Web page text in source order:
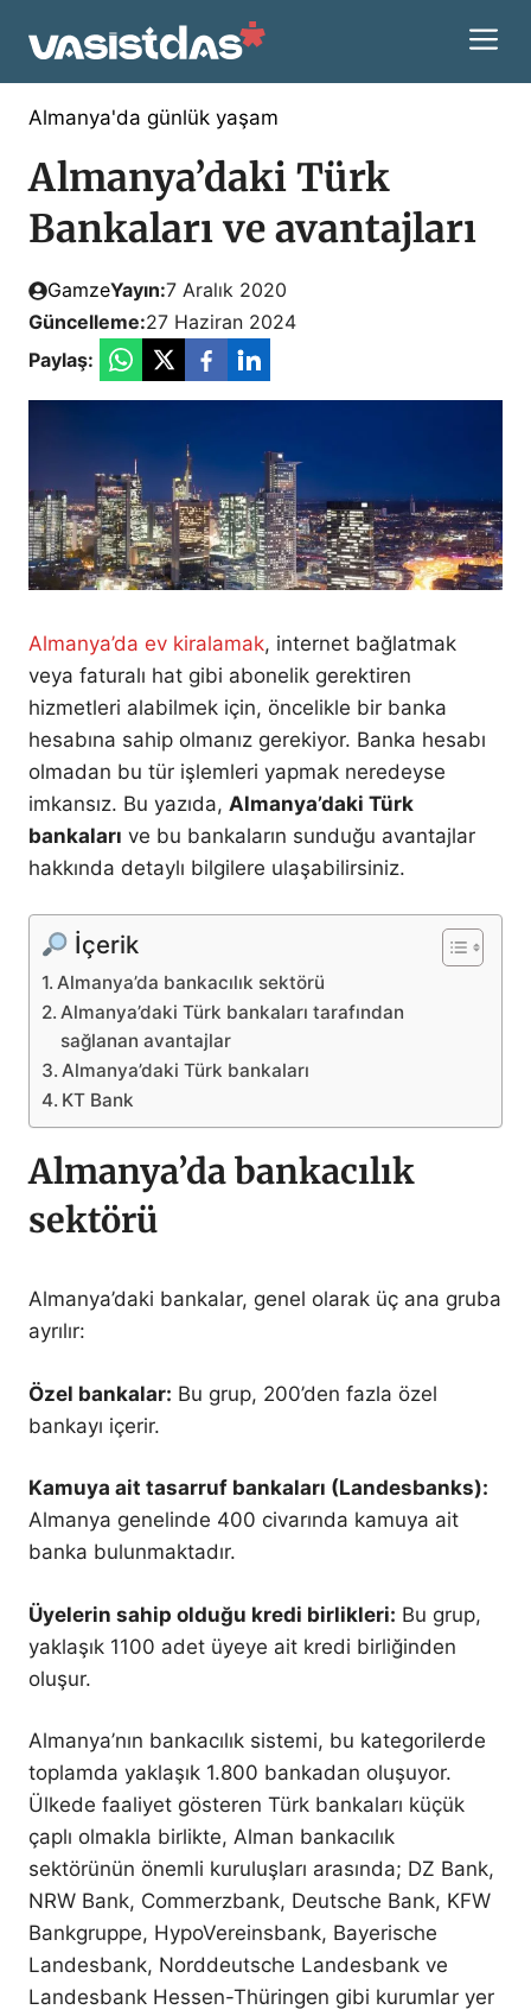
atla
Almanya'da günlük yaşam
Almanya’daki Türk
Bankaları ve avantajları
GamzeYayın:7 Aralık 2020
Güncelleme:27 Haziran 2024
Paylaş:
Almanya’da ev kiralamak, internet bağlatmak
veya faturalı hat gibi abonelik gerektiren
hizmetleri alabilmek için, öncelikle bir banka
hesabına sahip olmanız gerekiyor. Banka hesabı
olmadan bu tür işlemleri yapmak neredeyse
imkansız. Bu yazıda, Almanya’daki Türk
bankaları ve bu bankaların sunduğu avantajlar
hakkında detaylı bilgilere ulaşabilirsiniz.
İçerik
Almanya’da bankacılık sektörü
Almanya’daki Türk bankaları tarafından
sağlanan avantajlar
Almanya’daki ​Türk bankaları
KT Bank
Almanya’da bankacılık
sektörü
Almanya’daki bankalar, genel olarak üç ana gruba
ayrılır:
Özel bankalar: Bu grup, 200’den fazla özel
bankayı içerir.
Kamuya ait tasarruf bankaları (Landesbanks):
Almanya genelinde 400 civarında kamuya ait
banka bulunmaktadır.
Üyelerin sahip olduğu kredi birlikleri: Bu grup,
yaklaşık 1100 adet üyeye ait kredi birliğinden
oluşur.
Almanya’nın bankacılık sistemi, bu kategorilerde
toplamda yaklaşık 1.800 bankadan oluşuyor.
Ülkede faaliyet gösteren Türk bankaları küçük
çaplı olmakla birlikte, Alman bankacılık
sektörünün önemli kuruluşları arasında; DZ Bank,
NRW Bank, Commerzbank, Deutsche Bank, KFW
Bankgruppe, HypoVereinsbank, Bayerische
Landesbank, Norddeutsche Landesbank ve
Landesbank Hessen-Thüringen gibi kurumlar yer